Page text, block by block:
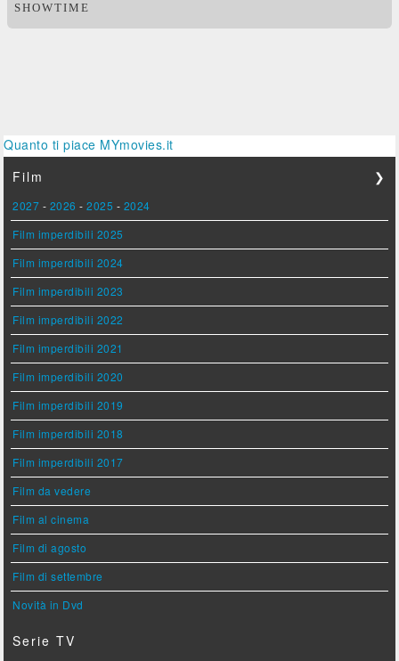
SHOWTIME
Quanto ti piace MYmovies.it
Film
❯
2027 - 2026 -2025 - 2024
Film imperdibili 2025
Film imperdibili 2024
Film imperdibili 2023
Film imperdibili 2022
Film imperdibili 2021
Film imperdibili 2020
Film imperdibili 2019
Film imperdibili 2018
Film imperdibili 2017
Film da vedere
Film al cinema
Film di agosto
Film di settembre
Novità in Dvd
Serie TV